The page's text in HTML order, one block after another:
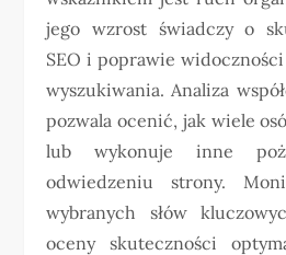
jego wzrost świadczy o
SEO i poprawie
wyszukiwania. Analiza
pozwala ocenić, jak wiele
lub wykonuje inne
odwiedzeniu strony.
wybranych słów
oceny skuteczności